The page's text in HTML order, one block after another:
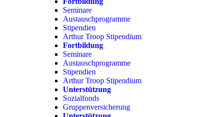
Seminare
Austauschprogramme
Stipendien
Arthur Troop Stipendium
Fortbildung
Seminare
Austauschprogramme
Stipendien
Arthur Troop Stipendium
Unterstützung
Sozialfonds
Gruppenversicherung